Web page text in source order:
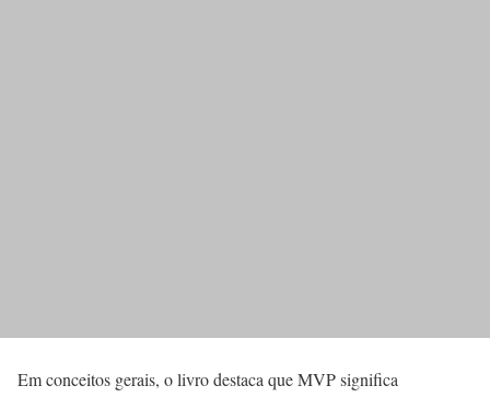
Em conceitos gerais, o livro destaca que MVP significa